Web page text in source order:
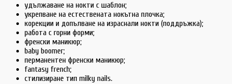
удължаване на нокти с шаблон;
укрепване на естествената нокътна плочка;
корекции и допълване на израснали нокти (поддръжка);
работа с горни форми;
френски маникюр;
baby boomer;
перманентен френски маникюр;
fantasy french;
стилизиране тип milky nails.